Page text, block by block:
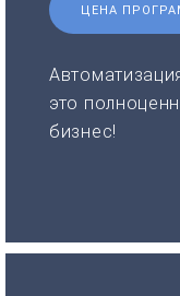
ЦЕНА
это
бизнес!